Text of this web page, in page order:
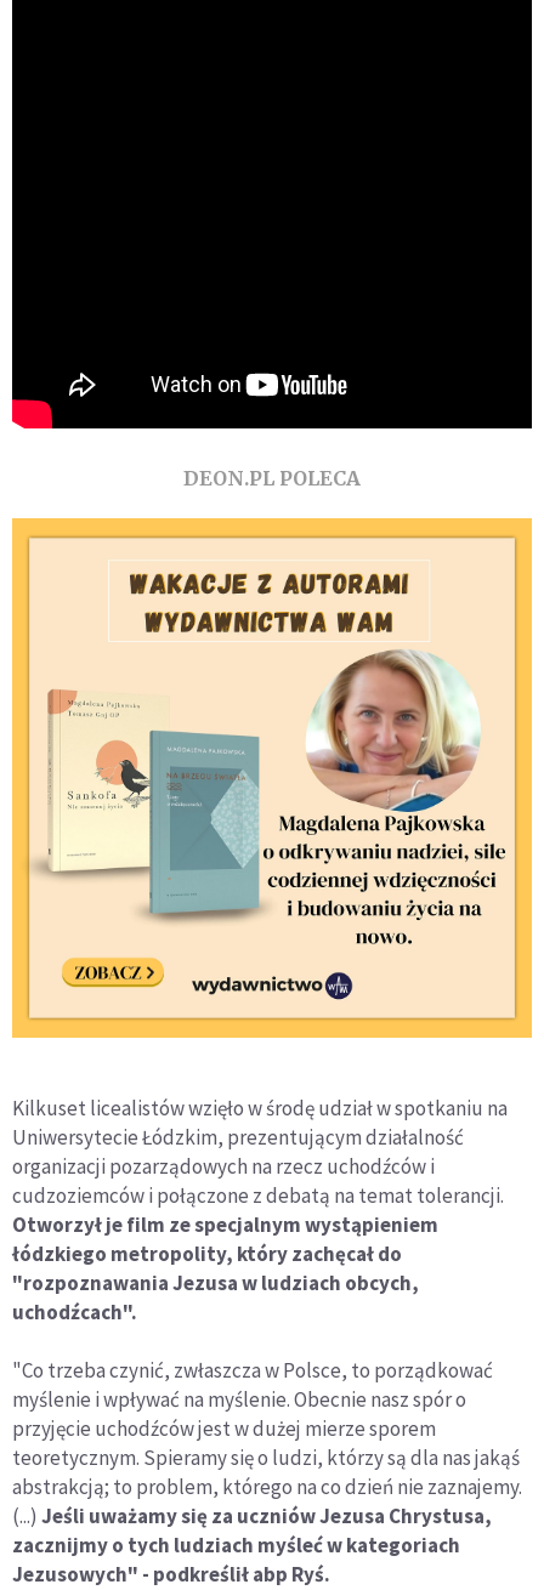
DEON.PL POLECA
Kilkuset licealistów wzięło w środę udział w spotkaniu na
Uniwersytecie Łódzkim, prezentującym działalność
organizacji pozarządowych na rzecz uchodźców i
cudzoziemców i połączone z debatą na temat tolerancji.
Otworzył je film ze specjalnym wystąpieniem
łódzkiego metropolity, który zachęcał do
"rozpoznawania Jezusa w ludziach obcych,
uchodźcach".
"Co trzeba czynić, zwłaszcza w Polsce, to porządkować
myślenie i wpływać na myślenie. Obecnie nasz spór o
przyjęcie uchodźców jest w dużej mierze sporem
teoretycznym. Spieramy się o ludzi, którzy są dla nas jakąś
abstrakcją; to problem, którego na co dzień nie zaznajemy.
(...) Jeśli uważamy się za uczniów Jezusa Chrystusa,
zacznijmy o tych ludziach myśleć w kategoriach
Jezusowych" - podkreślił abp Ryś.